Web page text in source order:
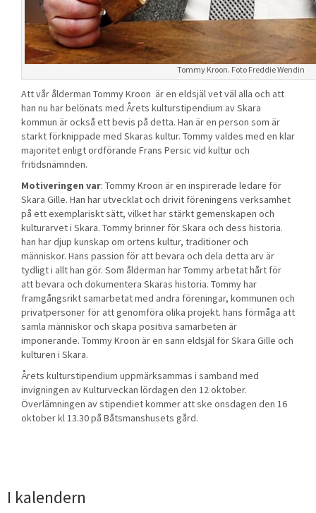
Tommy Kroon. Foto Freddie Wendin
Att vår ålderman Tommy Kroon är en eldsjäl vet väl alla och att
han nu har belönats med Årets kulturstipendium av Skara
kommun är också ett bevis på detta. Han är en person som är
starkt förknippade med Skaras kultur. Tommy valdes med en klar
majoritet enligt ordförande Frans Persic vid kultur och
fritidsnämnden.
Motiveringen var: Tommy Kroon är en inspirerade ledare för
Skara Gille. Han har utvecklat och drivit föreningens verksamhet
på ett exemplariskt sätt, vilket har stärkt gemenskapen och
kulturarvet i Skara. Tommy brinner för Skara och dess historia.
han har djup kunskap om ortens kultur, traditioner och
människor. Hans passion för att bevara och dela detta arv är
tydligt i allt han gör. Som ålderman har Tommy arbetat hårt för
att bevara och dokumentera Skaras historia. Tommy har
framgångsrikt samarbetat med andra föreningar, kommunen och
privatpersoner för att genomföra olika projekt. hans förmåga att
samla människor och skapa positiva samarbeten är
imponerande. Tommy Kroon är en sann eldsjäl för Skara Gille och
kulturen i Skara.
Årets kulturstipendium uppmärksammas i samband med
invigningen av Kulturveckan lördagen den 12 oktober.
Överlämningen av stipendiet kommer att ske onsdagen den 16
oktober kl 13.30 på Båtsmanshusets gård.
I kalendern